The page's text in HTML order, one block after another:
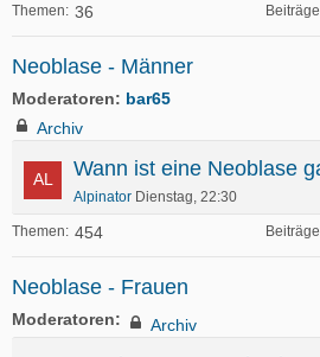
Themen 36 Beiträge
Neoblase - Männer
Moderatoren
bar65
Archiv
Themen 454 Beiträge
Alpinator Dienstag, 22:30
Neoblase - Frauen
Moderatoren Archiv